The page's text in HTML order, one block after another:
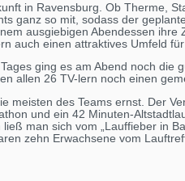
in Ravensburg. Ob Therme,
ganz so mit, sodass der
ausgiebigen Abendessen
auch einen attraktives Umfeld
ging es am Abend noch
allen 26 TV-lern noch einen
meisten des Teams ernst. Der
und ein 42 Minuten-
man sich vom „Lauffieber in
zehn Erwachsene vom